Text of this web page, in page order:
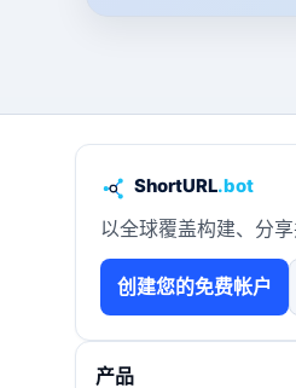
以全球覆盖构建、分享
创建您的免费帐户
产品